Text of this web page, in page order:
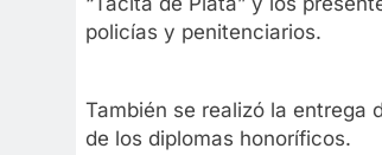
policías y penitenciarios.
También se realizó la entrega
de los diplomas honoríficos.